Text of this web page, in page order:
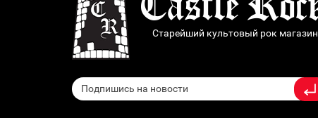
Старейший культовый рок магазин